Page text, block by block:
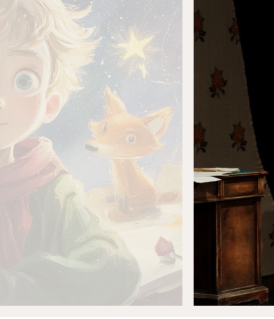
О театре
Новости
Репертуар
Проекты
Медиа
Контакты